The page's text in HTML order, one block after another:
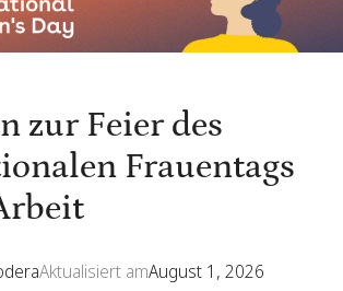
zur Feier des
Frauentags
Aktualisiert amAugust 1, 2026